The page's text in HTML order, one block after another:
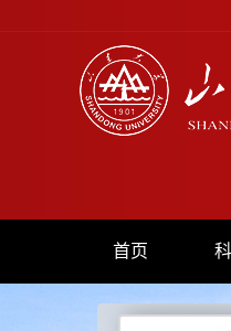
首页